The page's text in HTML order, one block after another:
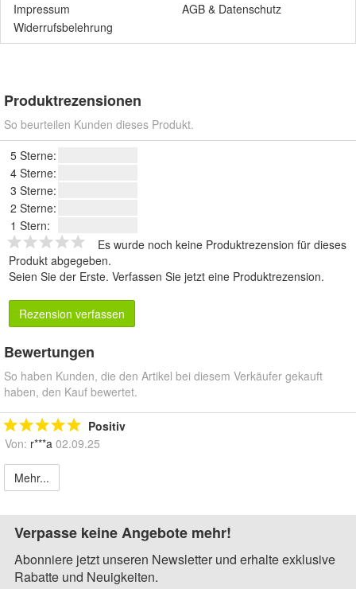
Impressum
AGB & Datenschutz
Widerrufsbelehrung
Produktrezensionen
So beurteilen Kunden dieses Produkt.
5 Sterne:
4 Sterne:
3 Sterne:
2 Sterne:
1 Stern:
Es wurde noch keine Produktrezension für dieses
Produkt abgegeben.
Seien Sie der Erste. Verfassen Sie jetzt eine Produktrezension.
Rezension verfassen
Bewertungen
So haben Kunden, die den Artikel bei diesem Verkäufer gekauft
haben, den Kauf bewertet.
Positiv
Von: r***a 02.09.25
Mehr...
Verpasse keine Angebote mehr!
Abonniere jetzt unseren Newsletter und erhalte exklusive
Rabatte und Neuigkeiten.